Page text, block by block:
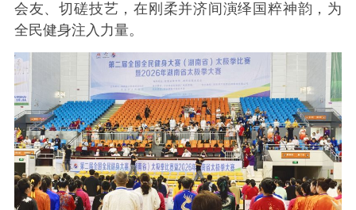
会友、切磋技艺，在刚柔并济间演绎国粹神韵，为
全民健身注入力量。